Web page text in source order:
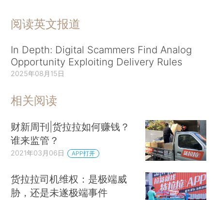
阅读英文报道
In Depth: Digital Scammers Find Analog
Opportunity Exploiting Delivery Rules
2025年08月15日
相关阅读
财新周刊|货拉拉如何赚钱？
谁来监管？
2021年03月06日 APP打开
货拉拉司机维权：是极端威
胁，还是未遂极端事件